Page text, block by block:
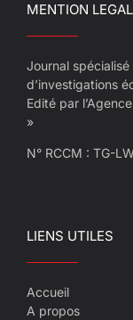
MENTION
Journal spécialisé
d’investigations
Edité par
»
N° RCCM : TG-
LIENS UTILES
Accueil
A propos